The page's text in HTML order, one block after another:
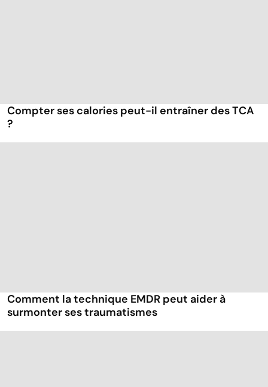
Compter ses calories peut-il entraîner des TCA
?
Comment la technique EMDR peut aider à
surmonter ses traumatismes